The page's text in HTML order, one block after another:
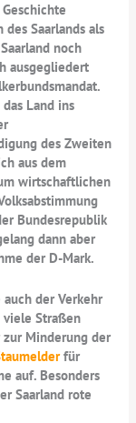
Saarlands als
noch
ausgegliedert
Land ins
des Zweiten
aus dem
wirtschaftlichen
Bundesrepublik
dann aber
der D-Mark.
der Verkehr
viele Straßen
Minderung der
für
auf. Besonders
Saarland rote